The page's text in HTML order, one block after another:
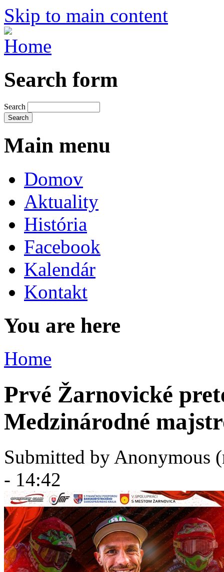
Skip to main content
Search form
Search
Main menu
Domov
Aktuality
História
Facebook
Kalendár
Kontakt
You are here
Home
Prvé Žarnovické
Medzinárodné
Submitted by Anonymous
- 14:42